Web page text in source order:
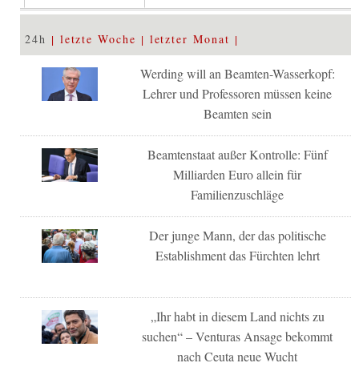
24h letzte Woche letzter Monat
Werding will an Beamten-Wasserkopf:
Lehrer und Professoren müssen keine
Beamten sein
Beamtenstaat außer Kontrolle: Fünf
Milliarden Euro allein für
Familienzuschläge
Der junge Mann, der das politische
Establishment das Fürchten lehrt
„Ihr habt in diesem Land nichts zu
suchen“ – Venturas Ansage bekommt
nach Ceuta neue Wucht